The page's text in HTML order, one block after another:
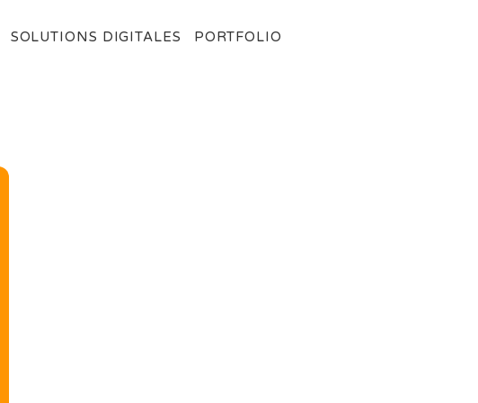
SOLUTIONS DIGITALES PORTFOLIO